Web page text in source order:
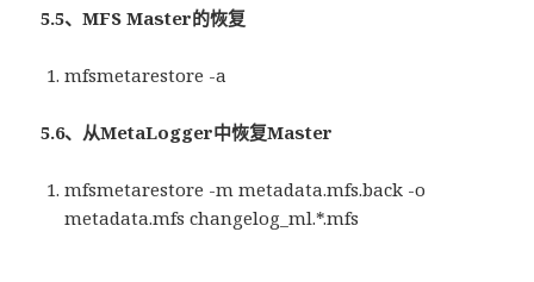
5.5、MFS Master的恢复
mfsmetarestore -a
5.6、从MetaLogger中恢复Master
mfsmetarestore -m metadata.mfs.back -o
metadata.mfs changelog_ml.*.mfs